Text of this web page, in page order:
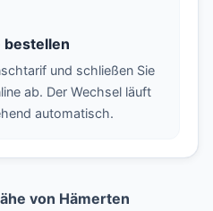
bestellen
und schließen Sie
ab. Der Wechsel läuft
automatisch.
von Hämerten